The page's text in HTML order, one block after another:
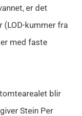
er det
kummer fra
med faste
blir
Stein Per